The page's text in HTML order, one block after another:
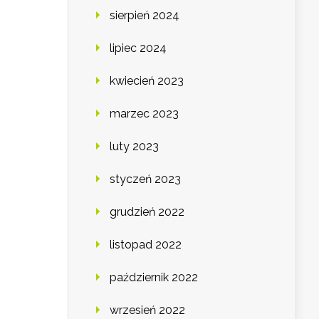
sierpień 2024
lipiec 2024
kwiecień 2023
marzec 2023
luty 2023
styczeń 2023
grudzień 2022
listopad 2022
październik 2022
wrzesień 2022